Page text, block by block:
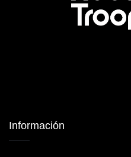
Información